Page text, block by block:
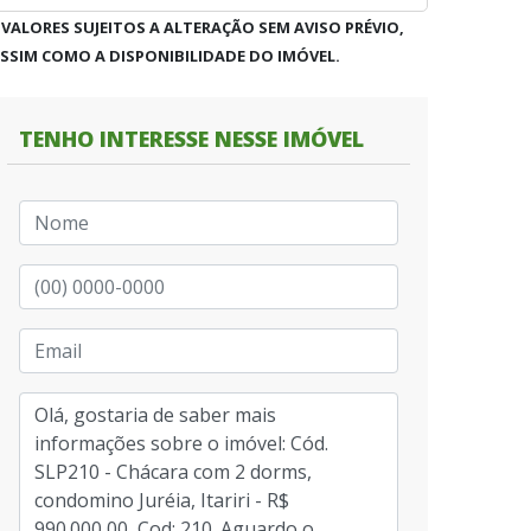
SUJEITOS A ALTERAÇÃO SEM AVISO PRÉVIO,
COMO A DISPONIBILIDADE DO IMÓVEL.
TENHO INTERESSE NESSE IMÓVEL